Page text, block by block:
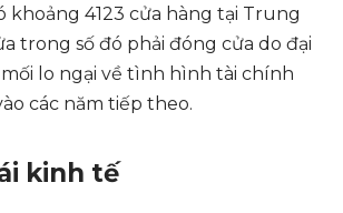
khoảng 4123 cửa hàng tại Trung
trong số đó phải đóng cửa do đại
lo ngại về tình hình tài chính
các năm tiếp theo.
kinh tế